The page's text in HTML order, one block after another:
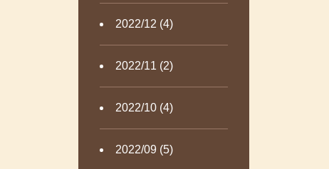
2022/12 (4)
2022/11 (2)
2022/10 (4)
2022/09 (5)